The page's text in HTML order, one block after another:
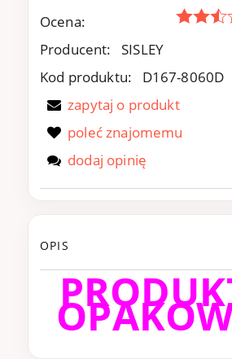
Ocena:
Producent:
SISLEY
Kod produktu:
D167-8060D
zapytaj o produkt
poleć znajomemu
dodaj opinię
OPIS